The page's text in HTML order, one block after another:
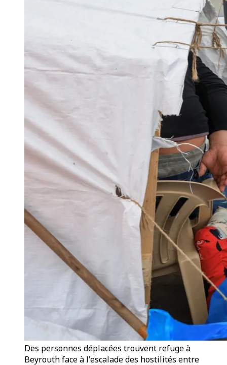
Des personnes déplacées trouvent refuge à
Beyrouth face à l'escalade des hostilités entre